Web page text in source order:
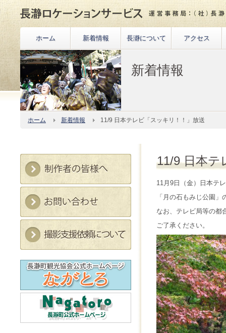
ホーム 新着情報 長瀞について アクセス
新着情報
ホーム 新着情報 11/9 日本テレビ「スッキリ！！」放送
11/9 日本テ
11月9日（金）日本テ
「月の石もみじ公園」
なお、テレビ局等の都
ご了承ください。